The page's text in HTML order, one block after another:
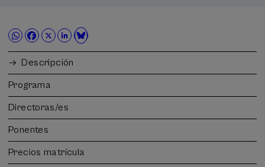
Descripción
Programa
Directoras/es
Ponentes
Precios matrícula